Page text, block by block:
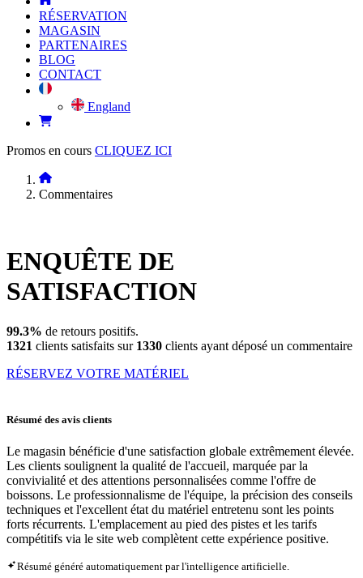
RÉSERVATION
MAGASIN
PARTENAIRES
BLOG
CONTACT
England
Promos en cours CLIQUEZ ICI
Commentaires
ENQUÊTE DE
SATISFACTION
99.3% de retours positifs.
1321 clients satisfaits sur 1330 clients ayant déposé un commentaire
RÉSERVEZ VOTRE MATÉRIEL
Résumé des avis clients
Le magasin bénéficie d'une satisfaction globale extrêmement élevée.
Les clients soulignent la qualité de l'accueil, marquée par la
convivialité et des attentions personnalisées comme l'offre de
boissons. Le professionnalisme de l'équipe, la précision des conseils
techniques et l'excellent état du matériel entretenu sont les points
forts récurrents. L'emplacement au pied des pistes et les tarifs
compétitifs via le site web complètent cette expérience positive.
Résumé généré automatiquement par l'intelligence artificielle.